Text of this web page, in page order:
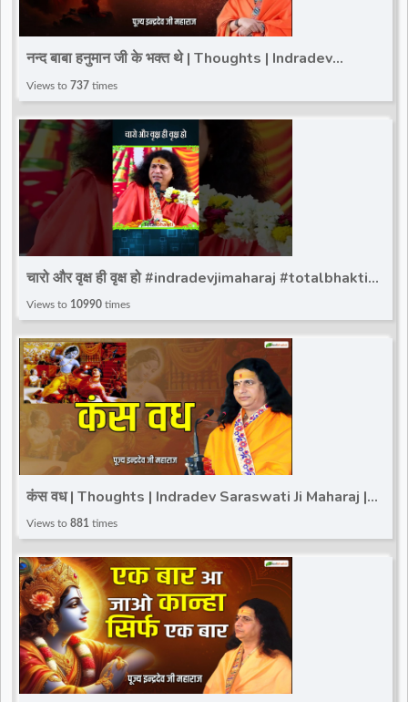
नन्द बाबा हनुमान जी के भक्त थे | Thoughts | Indradev
Saraswati Ji Maharaj | Total Bhakti
Views to 737 times
चारो और वृक्ष ही वृक्ष हो #indradevjimaharaj #totalbhakti
#indradev_maharaj #viralreels #shortvideo
Views to 10990 times
कंस वध | Thoughts | Indradev Saraswati Ji Maharaj |
Total Bhakti
Views to 881 times